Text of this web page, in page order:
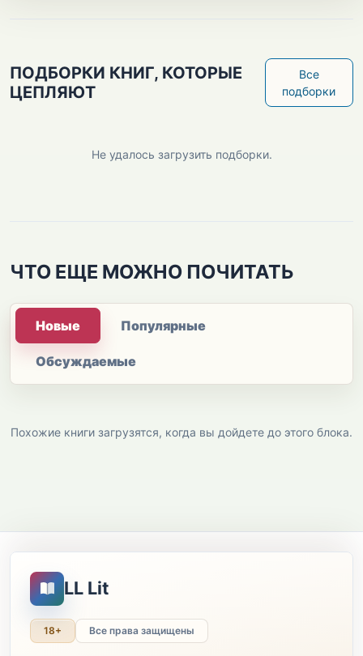
ПОДБОРКИ КНИГ, КОТОРЫЕ
ЦЕПЛЯЮТ
Все
подборки
Не удалось загрузить подборки.
ЧТО ЕЩЕ МОЖНО ПОЧИТАТЬ
Новые Популярные
Обсуждаемые
Похожие книги загрузятся, когда вы дойдете до этого блока.
LL Lit
18+ Все права защищены